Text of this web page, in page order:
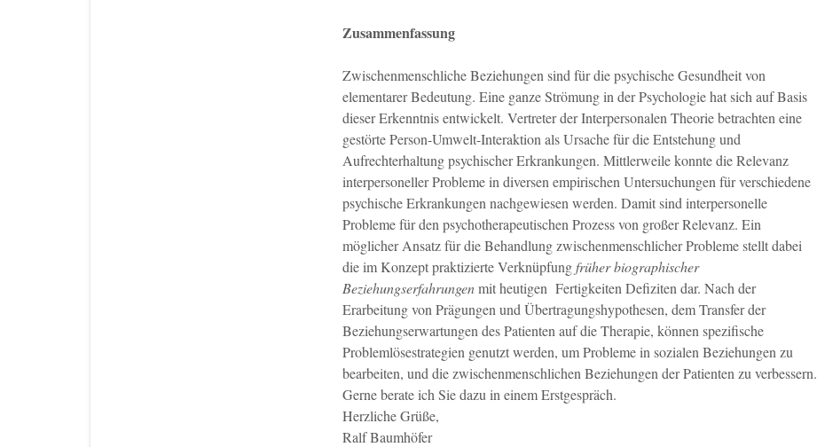
Zusammenfassung
Zwischenmenschliche Beziehungen sind für die psychische Gesundheit von
elementarer Bedeutung. Eine ganze Strömung in der Psychologie hat sich auf Basis
dieser Erkenntnis entwickelt. Vertreter der Interpersonalen Theorie betrachten eine
gestörte Person-Umwelt-Interaktion als Ursache für die Entstehung und
Aufrechterhaltung psychischer Erkrankungen. Mittlerweile konnte die Relevanz
interpersoneller Probleme in diversen empirischen Untersuchungen für verschiedene
psychische Erkrankungen nachgewiesen werden. Damit sind interpersonelle
Probleme für den psychotherapeutischen Prozess von großer Relevanz. Ein
möglicher Ansatz für die Behandlung zwischenmenschlicher Probleme stellt dabei
die im Konzept praktizierte Verknüpfungfrüher biographischer
Beziehungserfahrungenmit heutigen Fertigkeiten Defiziten dar. Nach der
Erarbeitung von Prägungen und Übertragungshypothesen, dem Transfer der
Beziehungserwartungen des Patienten auf die Therapie, können spezifische
Problemlösestrategien genutzt werden, um Probleme in sozialen Beziehungen zu
bearbeiten, und die zwischenmenschlichen Beziehungen der Patienten zu verbessern.
Gerne berate ich Sie dazu in einem Erstgespräch.
Herzliche Grüße,
Ralf Baumhöfer